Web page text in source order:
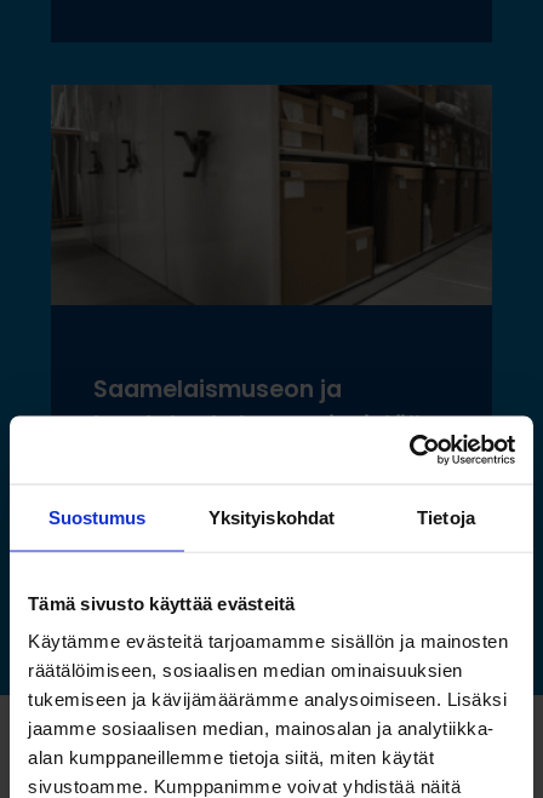
Suostumus Yksityiskohdat Tietoja
Tämä sivusto käyttää evästeitä
Käytämme evästeitä tarjoamamme sisällön ja mainosten
räätälöimiseen, sosiaalisen median ominaisuuksien
tukemiseen ja kävijämäärämme analysoimiseen. Lisäksi
jaamme sosiaalisen median, mainosalan ja analytiikka-
alan kumppaneillemme tietoja siitä, miten käytät
sivustoamme. Kumppanimme voivat yhdistää näitä
Saamelaismuseon ja
luontokeskuksen esineistölle
Katso myös nämä